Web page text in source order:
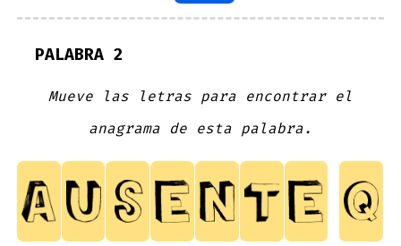
PALABRA 2
Mueve las letras para encontrar el
anagrama de esta palabra.